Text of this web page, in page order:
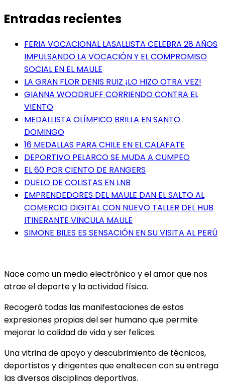
Entradas recientes
FERIA VOCACIONAL LASALLISTA CELEBRA 28 AÑOS
IMPULSANDO LA VOCACIÓN Y EL COMPROMISO
SOCIAL EN EL MAULE
LA GRAN FLOR DENIS RUIZ ¡LO HIZO OTRA VEZ!
GIANNA WOODRUFF CORRIENDO CONTRA EL
VIENTO
MEDALLISTA OLÍMPICO BRILLA EN SANTO
DOMINGO
16 MEDALLAS PARA CHILE EN EL CALAFATE
DEPORTIVO PELARCO SE MUDA A CUMPEO
EL 60 POR CIENTO DE RANGERS
DUELO DE COLISTAS EN LNB
EMPRENDEDORES DEL MAULE DAN EL SALTO AL
COMERCIO DIGITAL CON NUEVO TALLER DEL HUB
ITINERANTE VINCULA MAULE
SIMONE BILES ES SENSACIÓN EN SU VISITA AL PERÚ
Nace como un medio electrónico y el amor que nos
atrae el deporte y la actividad física.
Recogerá todas las manifestaciones de estas
expresiones propias del ser humano que permite
mejorar la calidad de vida y ser felices.
Una vitrina de apoyo y descubrimiento de técnicos,
deportistas y dirigentes que enaltecen con su entrega
las diversas disciplinas deportivas.